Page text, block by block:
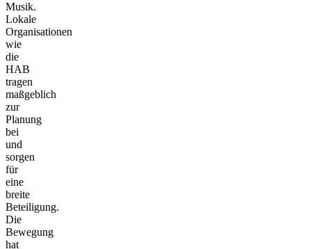
Musik.
Lokale
Organisationen
wie
die
HAB
tragen
maßgeblich
zur
Planung
bei
und
sorgen
für
eine
breite
Beteiligung.
Die
Bewegung
hat